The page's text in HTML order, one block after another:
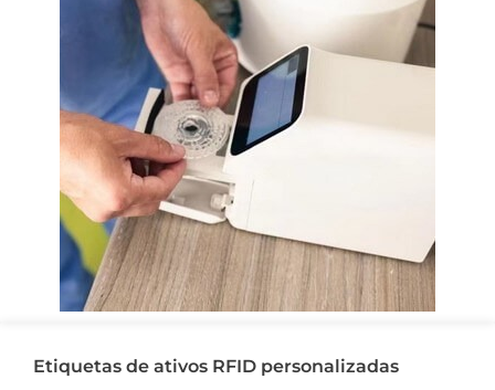
Etiquetas de ativos RFID personalizadas